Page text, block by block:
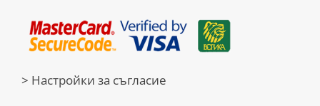
> Настройки за съгласие